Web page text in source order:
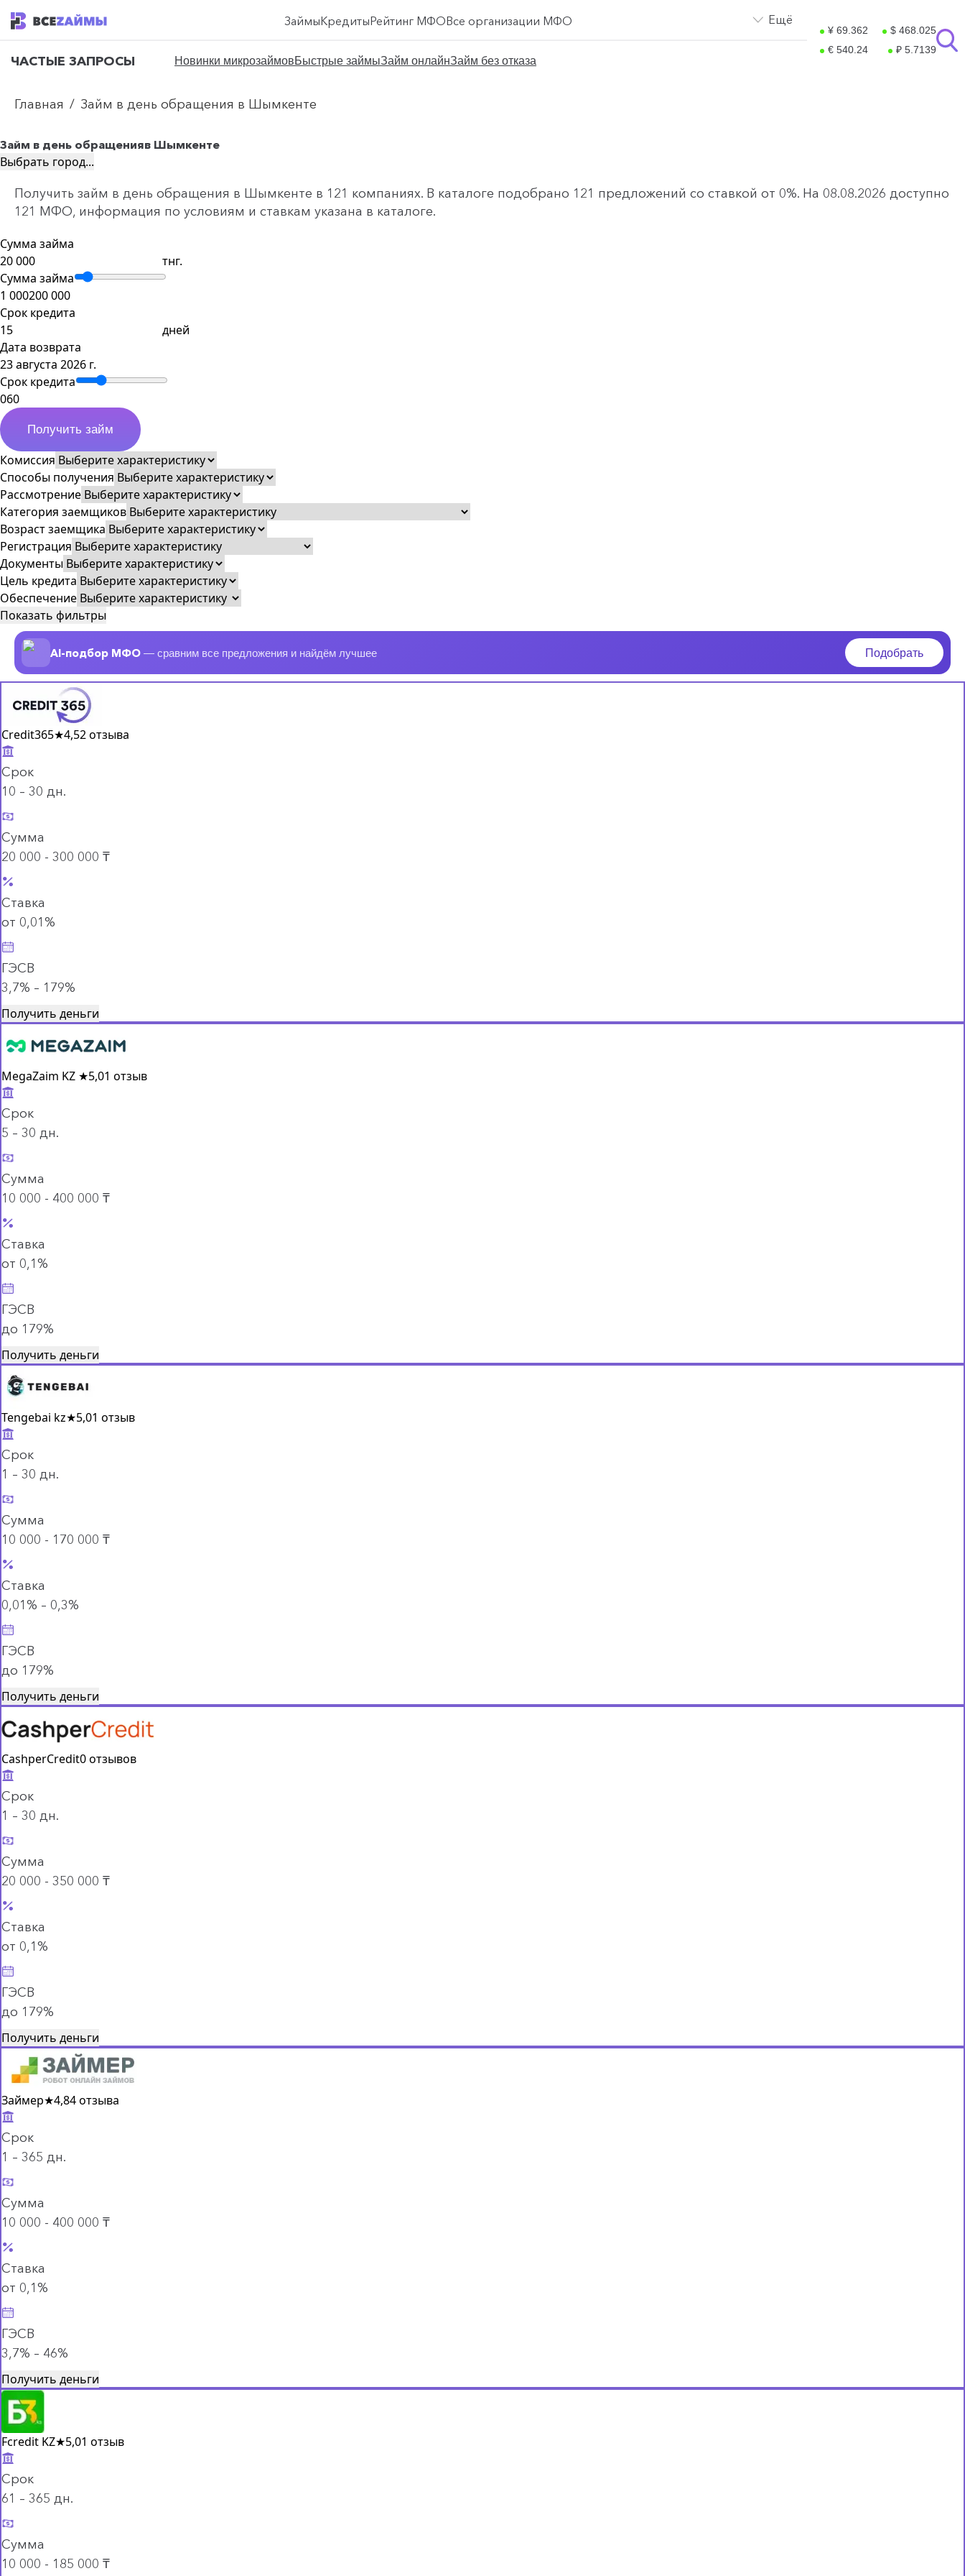
ЗаймыКредитыРейтинг МФОВсе организации МФО Ещё
ЧАСТЫЕ ЗАПРОСЫ Новинки микрозаймовБыстрые займыЗайм онлайнЗайм без отказа
¥ 69.362
$ 468.025
€ 540.24
₽ 5.7139
Главная / Займ в день обращения в Шымкенте
Займ в день обращенияв Шымкенте
Выбрать город...
Получить займ в день обращения в Шымкенте в 121 компаниях. В каталоге подобрано 121 предложений со ставкой от 0%. На 08.08.2026 доступно
121 МФО, информация по условиям и ставкам указана в каталоге.
Сумма займа
тнг.
Сумма займа
1 000200 000
Срок кредита
дней
Дата возврата
23 августа 2026 г.
Срок кредита
060
Получить займ
Комиссия
Способы получения
Рассмотрение
Категория заемщиков
Возраст заемщика
Регистрация
Документы
Цель кредита
Обеспечение
Показать фильтры
AI-подбор МФО — сравним все предложения и найдём лучшее Подобрать
Credit365★4,52 отзыва
Срок
10 – 30 дн.
Сумма
20 000 - 300 000 ₸
Ставка
от 0,01%
ГЭСВ
3,7% – 179%
Получить деньги
MegaZaim KZ ★5,01 отзыв
Срок
5 – 30 дн.
Сумма
10 000 - 400 000 ₸
Ставка
от 0,1%
ГЭСВ
до 179%
Получить деньги
Tengebai kz★5,01 отзыв
Срок
1 – 30 дн.
Сумма
10 000 - 170 000 ₸
Ставка
0,01% – 0,3%
ГЭСВ
до 179%
Получить деньги
CashperCredit0 отзывов
Срок
1 – 30 дн.
Сумма
20 000 - 350 000 ₸
Ставка
от 0,1%
ГЭСВ
до 179%
Получить деньги
Займер★4,84 отзыва
Срок
1 – 365 дн.
Сумма
10 000 - 400 000 ₸
Ставка
от 0,1%
ГЭСВ
3,7% – 46%
Получить деньги
Fcredit KZ★5,01 отзыв
Срок
61 – 365 дн.
Сумма
10 000 - 185 000 ₸